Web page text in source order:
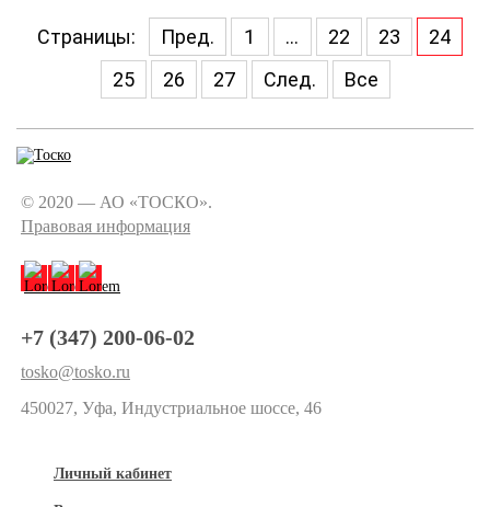
Страницы: Пред. 1 ... 22 23
24
25
26 27 След. Все
© 2020 — АО «ТОСКО».
Правовая информация
+7 (347) 200-06-02
tosko@tosko.ru
450027, Уфа, Индустриальное шоссе, 46
Личный кабинет